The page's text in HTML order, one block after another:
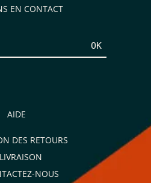
EN CONTACT
OK
AIDE
DES RETOURS
LIVRAISON
NOUS
les offres